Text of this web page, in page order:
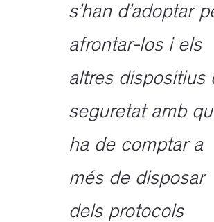
s’han d’adoptar
afrontar-los i els
altres dispositius
seguretat amb
ha de comptar a
més de disposar
dels protocols